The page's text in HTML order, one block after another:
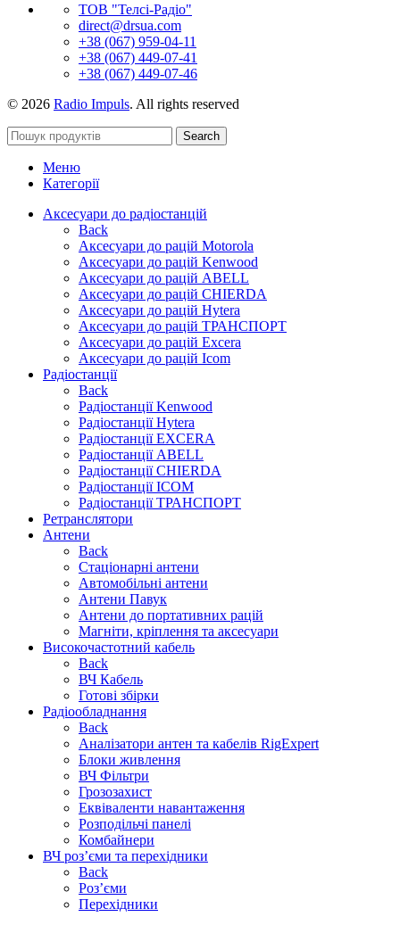
ТОВ "Телсі-Радіо"
direct@drsua.com
+38 (067) 959-04-11
+38 (067) 449-07-41
+38 (067) 449-07-46
© 2026 Radio Impuls. All rights reserved
Search
Меню
Категорії
Аксесуари до радіостанцій
Back
Аксесуари до рацій Motorola
Аксесуари до рацій Kenwood
Аксесуари до рацій ABELL
Аксесуари до рацій CHIERDA
Аксесуари до рацій Hytera
Аксесуари до рацій ТРАНСПОРТ
Аксесуари до рацій Excera
Аксесуари до рацій Icom
Радіостанції
Back
Радіостанції Kenwood
Радіостанції Hytera
Радіостанції EXCERA
Радіостанції ABELL
Радіостанції CHIERDA
Радіостанції ICOM
Радіостанції ТРАНСПОРТ
Ретранслятори
Антени
Back
Стаціонарні антени
Автомобільні антени
Антени Павук
Антени до портативних рацій
Магніти, кріплення та аксесуари
Високочастотний кабель
Back
ВЧ Кабель
Готові збірки
Радіообладнання
Back
Аналізатори антен та кабелів RigExpert
Блоки живлення
ВЧ Фільтри
Грозозахист
Еквіваленти навантаження
Розподільчі панелі
Комбайнери
ВЧ роз’єми та перехідники
Back
Роз’єми
Перехідники